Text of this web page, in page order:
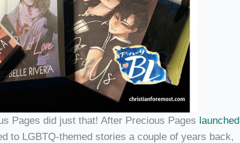
Pages did just that! After Precious Pages launched
to LGBTQ-themed stories a couple of years back,